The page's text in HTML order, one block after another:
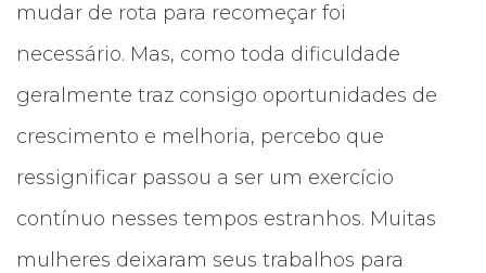
mudar de rota para recomeçar foi
necessário. Mas, como toda dificuldade
geralmente traz consigo oportunidades de
crescimento e melhoria, percebo que
ressignificar passou a ser um exercício
contínuo nesses tempos estranhos. Muitas
mulheres deixaram seus trabalhos para